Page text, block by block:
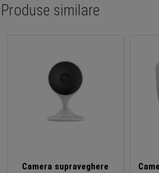
Produse similare
Camera supraveghere